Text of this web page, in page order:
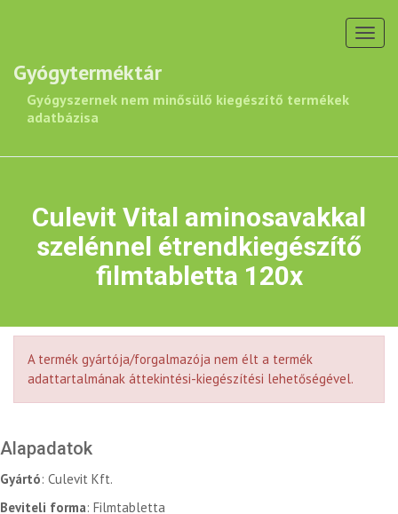
Gyógyterméktár
Gyógyszernek nem minősülő kiegészítő termékek
adatbázisa
Culevit Vital aminosavakkal
szelénnel étrendkiegészítő
filmtabletta 120x
A termék gyártója/forgalmazója nem élt a termék
adattartalmának áttekintési-kiegészítési lehetőségével.
Alapadatok
Gyártó: Culevit Kft.
Beviteli forma: Filmtabletta